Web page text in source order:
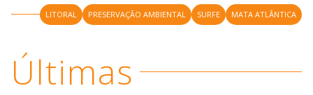
LITORAL PRESERVAÇÃO AMBIENTAL SURFE MATA ATLÂNTICA
Últimas